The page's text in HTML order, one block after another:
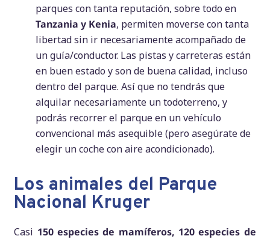
parques con tanta reputación, sobre todo en
Tanzania y Kenia, permiten moverse con tanta
libertad sin ir necesariamente acompañado de
un guía/conductor. Las pistas y carreteras están
en buen estado y son de buena calidad, incluso
dentro del parque. Así que no tendrás que
alquilar necesariamente un todoterreno, y
podrás recorrer el parque en un vehículo
convencional más asequible (pero asegúrate de
elegir un coche con aire acondicionado).
Los animales del Parque
Nacional Kruger
Casi 150 especies de mamíferos, 120 especies de